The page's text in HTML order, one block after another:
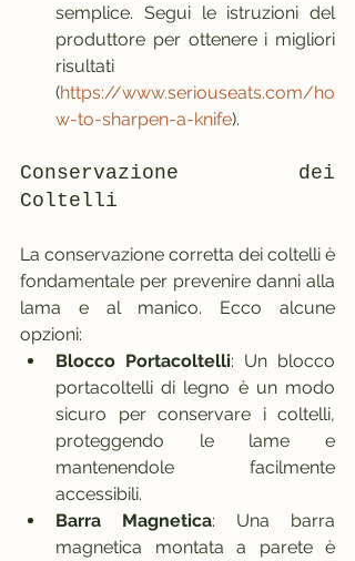
semplice. Segui le istruzioni del
produttore per ottenere i migliori
risultati
(https://www.seriouseats.com/ho
w-to-sharpen-a-knife).
Conservazione dei
Coltelli
La conservazione corretta dei coltelli è
fondamentale per prevenire danni alla
lama e al manico. Ecco alcune
opzioni:
Blocco Portacoltelli: Un blocco
portacoltelli di legno è un modo
sicuro per conservare i coltelli,
proteggendo le lame e
mantenendole facilmente
accessibili.
Barra Magnetica: Una barra
magnetica montata a parete è